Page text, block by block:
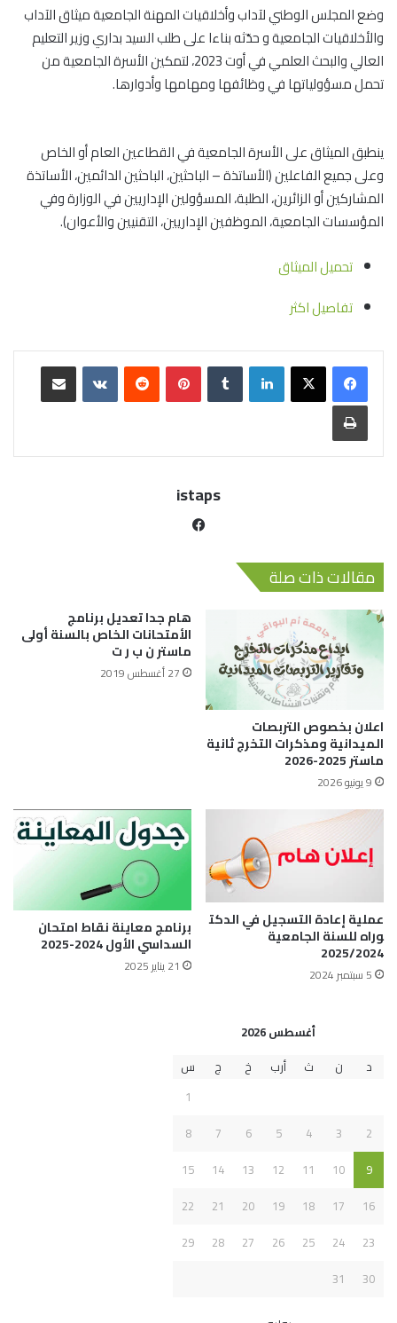
وضع المجلس الوطني لآداب وأخلاقيات المهنة الجامعية ميثاق الآداب
والأخلاقيات الجامعية و حدّثه بناءا على طلب السيد بداري وزير التعليم
العالي والبحث العلمي في أوت 2023، لتمكين اﻷسرة الجامعية من
تحمل مسؤولياتها في وظائفها ومهامها وأدوارها.
ينطبق الميثاق على اﻷسرة الجامعية في القطاعين العام أو الخاص
وعلى جميع الفاعلين (اﻷساتذة – الباحثين، الباحثين الدائمين، اﻷساتذة
المشاركين أو الزائرين، الطلبة، المسؤولين الإداريين في الوزارة وفي
المؤسسات الجامعية، الموظفين الإداريين، التقنيين واﻷعوان).
تحميل الميثاق
تفاصيل اكثر
istaps
مقالات ذات صلة
اعلان بخصوص التربصات
الميدانية ومذكرات التخرج ثانية
ماستر 2025-2026
9 يونيو 2026
هام جدا تعديل برنامج
الأمتحانات الخاص بالسنة أولى
ماستر ن ب ر ت
27 أغسطس 2019
عملية إعادة التسجيل في الدكت
وراه للسنة الجامعية
2025/2024
5 سبتمبر 2024
برنامج معاينة نقاط امتحان
السداسي الأول 2024-2025
21 يناير 2025
أغسطس 2026
د
ن ث أرب خ ج
س
1
2
3
4
5
6
7
8
9
10
11
12
13
14
15
16
17
18
19
20
21
22
23
24
25
26
27
28
29
30
31